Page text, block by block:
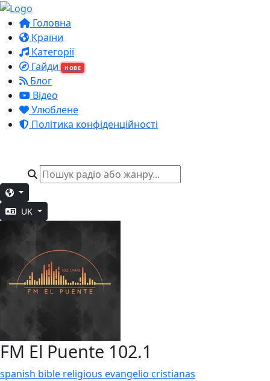
Головна
Країни
Категорії
Гайди
НОВЕ
Блог
Відео
Улюблене
Політика конфіденційності
UK
FM El Puente 102.1
spanish bible religious evangelio cristianas